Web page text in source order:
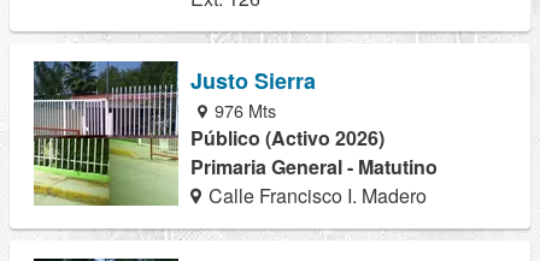
Justo Sierra
976 Mts
Público (Activo 2026)
Primaria General - Matutino
Calle Francisco I. Madero